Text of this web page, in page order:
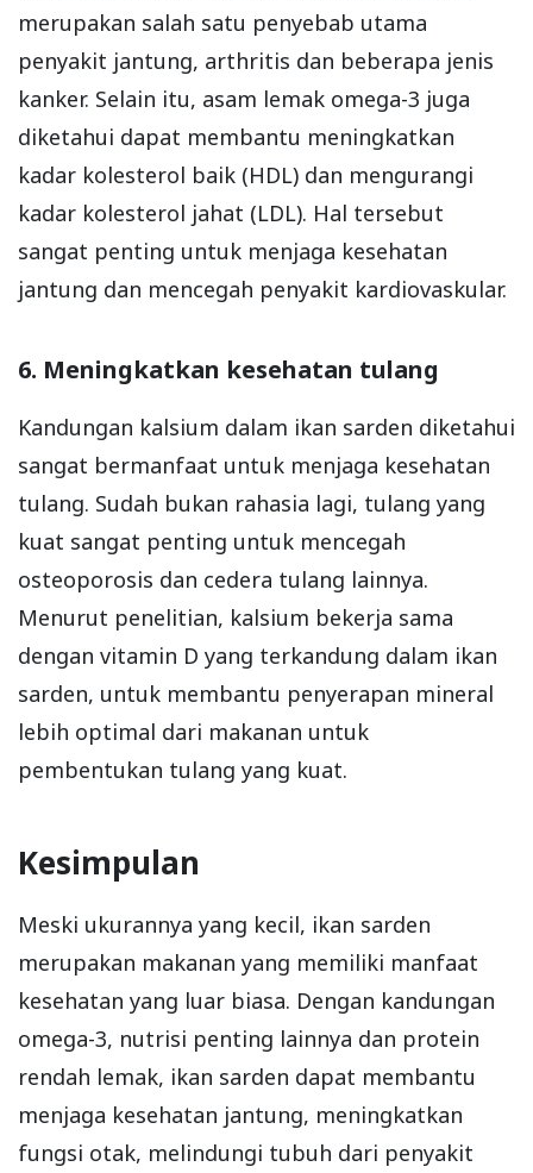
merupakan salah satu penyebab utama
penyakit jantung, arthritis dan beberapa jenis
kanker. Selain itu, asam lemak omega-3 juga
diketahui dapat membantu meningkatkan
kadar kolesterol baik (HDL) dan mengurangi
kadar kolesterol jahat (LDL). Hal tersebut
sangat penting untuk menjaga kesehatan
jantung dan mencegah penyakit kardiovaskular.
6. Meningkatkan kesehatan tulang
Kandungan kalsium dalam ikan sarden diketahui
sangat bermanfaat untuk menjaga kesehatan
tulang. Sudah bukan rahasia lagi, tulang yang
kuat sangat penting untuk mencegah
osteoporosis dan cedera tulang lainnya.
Menurut penelitian, kalsium bekerja sama
dengan vitamin D yang terkandung dalam ikan
sarden, untuk membantu penyerapan mineral
lebih optimal dari makanan untuk
pembentukan tulang yang kuat.
Kesimpulan
Meski ukurannya yang kecil, ikan sarden
merupakan makanan yang memiliki manfaat
kesehatan yang luar biasa. Dengan kandungan
omega-3, nutrisi penting lainnya dan protein
rendah lemak, ikan sarden dapat membantu
menjaga kesehatan jantung, meningkatkan
fungsi otak, melindungi tubuh dari penyakit